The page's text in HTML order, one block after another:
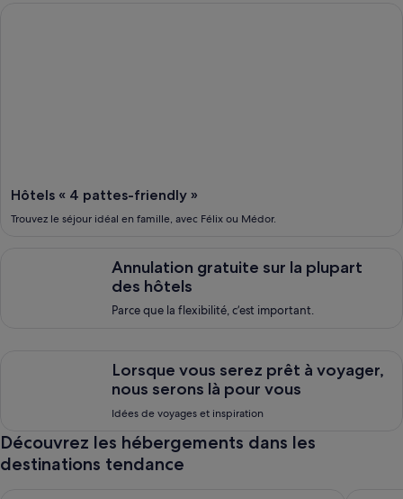
Hôtels « 4 pattes-friendly »
Trouvez le séjour idéal en famille, avec Félix ou Médor.
Annulation gratuite sur la plupart
des hôtels
Parce que la flexibilité, c’est important.
Lorsque vous serez prêt à voyager,
nous serons là pour vous
Idées de voyages et inspiration
Découvrez les hébergements dans les
destinations tendance